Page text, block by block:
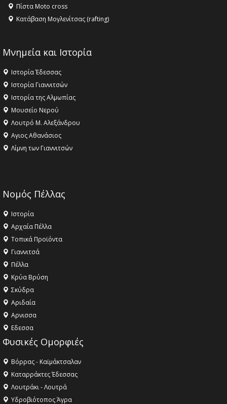
Πίστα Moto cross
Κατάβαση Μογλενίτσας (rafting)
Μνημεία και Ιστορία
Ιστορία Έδεσσας
Ιστορία Γιαννιτσών
Ιστορία της Αλμωπίας
Μουσείο Νερού
Λουτρό Μ. Αλεξάνδρου
Αγιος Αθανάσιος
Λίμνη των Γιαννιτσών
Νομός Πέλλας
Ιστορία
Αρχαία Πέλλα
Τοπικά Προϊόντα
Γιαννιτσά
Πέλλα
Κρύα Βρύση
Σκύδρα
Αριδαία
Aρνισσα
Eδεσσα
Φυσικές Ομορφιές
Βόρρας - Καϊμάκτσαλαν
Καταρράκτες Έδεσσας
Λουτράκι - Λουτρά
Υδροβιότοπος Άγρα